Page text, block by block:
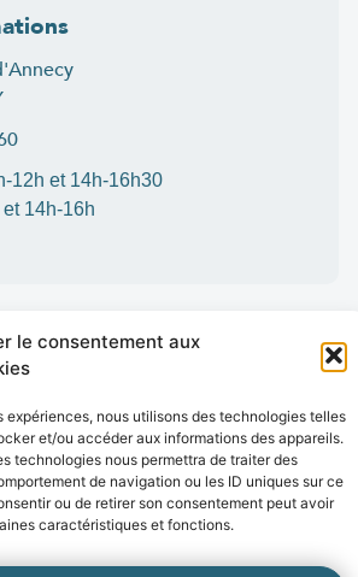
le consentement aux
expériences, nous utilisons des technologies telles
et/ou accéder aux informations des appareils.
technologies nous permettra de traiter des
de navigation ou les ID uniques sur ce
ou de retirer son consentement peut avoir
caractéristiques et fonctions.
12h et 14h-16h30
14h-16h
syanchaleur.fr/syanenr.com/
eborn.fr
de confidentialitéCrédits